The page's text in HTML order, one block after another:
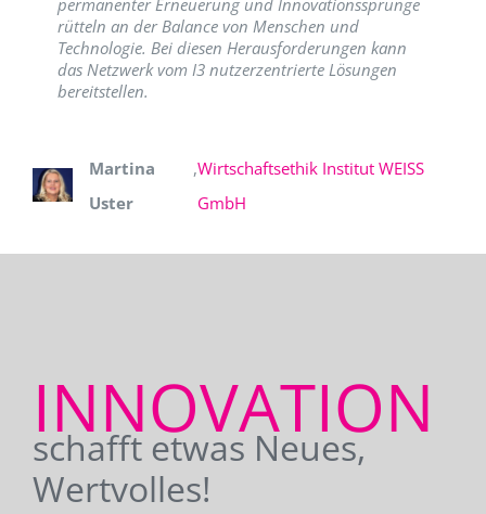
permanenter Erneuerung und Innovationssprünge
rütteln an der Balance von Menschen und
Technologie. Bei diesen Herausforderungen kann
das Netzwerk vom I3 nutzerzentrierte Lösungen
bereitstellen.
Martina
Uster
,Wirtschaftsethik Institut WEISS
GmbH
INNOVATION
schafft etwas Neues,
Wertvolles!